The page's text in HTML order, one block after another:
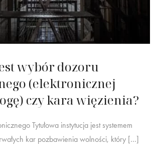
wybór dozoru
(elektronicznej
czy kara więzienia?
Tytułowa instytucja jest systemem
kar pozbawienia wolności, który […]